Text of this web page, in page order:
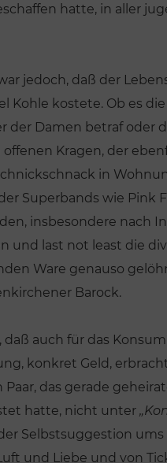
hatte, in aller
jedoch, daß der
Kohle kostete. Ob es
der Damen betraf oder
Kragen, der
in
Superbands wie Pink
insbesondere nach
und last not least die
Ware genauso
Barock.
auch für das
konkret Geld,
das gerade
hatte, nicht unter
Selbstsuggestion
und Liebe und von